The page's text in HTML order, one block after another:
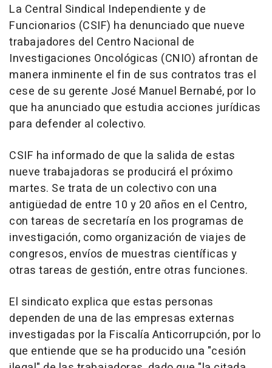
La Central Sindical Independiente y de
Funcionarios (CSIF) ha denunciado que nueve
trabajadores del Centro Nacional de
Investigaciones Oncológicas (CNIO) afrontan de
manera inminente el fin de sus contratos tras el
cese de su gerente José Manuel Bernabé, por lo
que ha anunciado que estudia acciones jurídicas
para defender al colectivo.
CSIF ha informado de que la salida de estas
nueve trabajadoras se producirá el próximo
martes. Se trata de un colectivo con una
antigüedad de entre 10 y 20 años en el Centro,
con tareas de secretaría en los programas de
investigación, como organización de viajes de
congresos, envíos de muestras científicas y
otras tareas de gestión, entre otras funciones.
El sindicato explica que estas personas
dependen de una de las empresas externas
investigadas por la Fiscalía Anticorrupción, por lo
que entiende que se ha producido una "cesión